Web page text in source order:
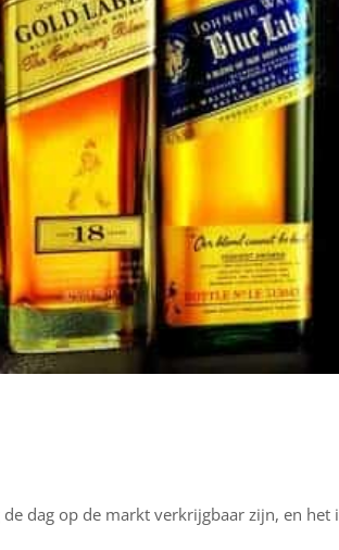
dag op de markt verkrijgbaar zijn, en